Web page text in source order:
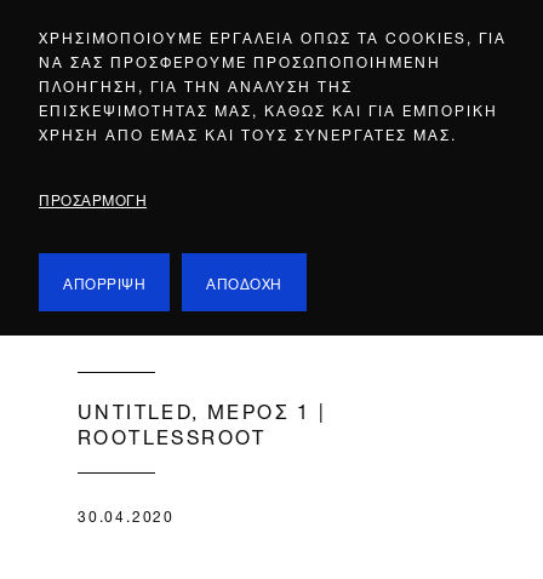
ΧΡΗΣΙΜΟΠΟΙΟΥΜΕ ΕΡΓΑΛΕΙΑ ΟΠΩΣ ΤΑ COOKIES, ΓΙΑ
ΝΑ ΣΑΣ ΠΡΟΣΦΕΡΟΥΜΕ ΠΡΟΣΩΠΟΠΟΙΗΜΕΝΗ
ΠΛΟΗΓΗΣΗ, ΓΙΑ ΤΗΝ ΑΝΑΛΥΣΗ ΤΗΣ
ΕΠΙΣΚΕΨΙΜΟΤΗΤΑΣ ΜΑΣ, ΚΑΘΩΣ ΚΑΙ ΓΙΑ ΕΜΠΟΡΙΚΗ
ΧΡΗΣΗ ΑΠΟ ΕΜΑΣ ΚΑΙ ΤΟΥΣ ΣΥΝΕΡΓΑΤΕΣ ΜΑΣ.
ΠΡΟΣΑΡΜΟΓΗ
ΑΠΟΡΡΙΨΗ ΑΠΟΔΟΧΗ
UNTITLED, ΜΕΡΟΣ 1 |
ROOTLESSROOT
30.04.2020